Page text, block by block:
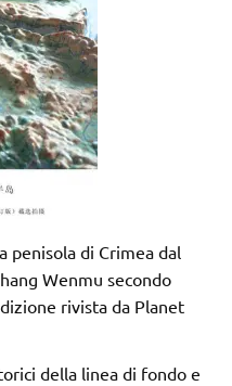
penisola di Crimea dal
Wenmu secondo
rivista da Planet
della linea di fondo e